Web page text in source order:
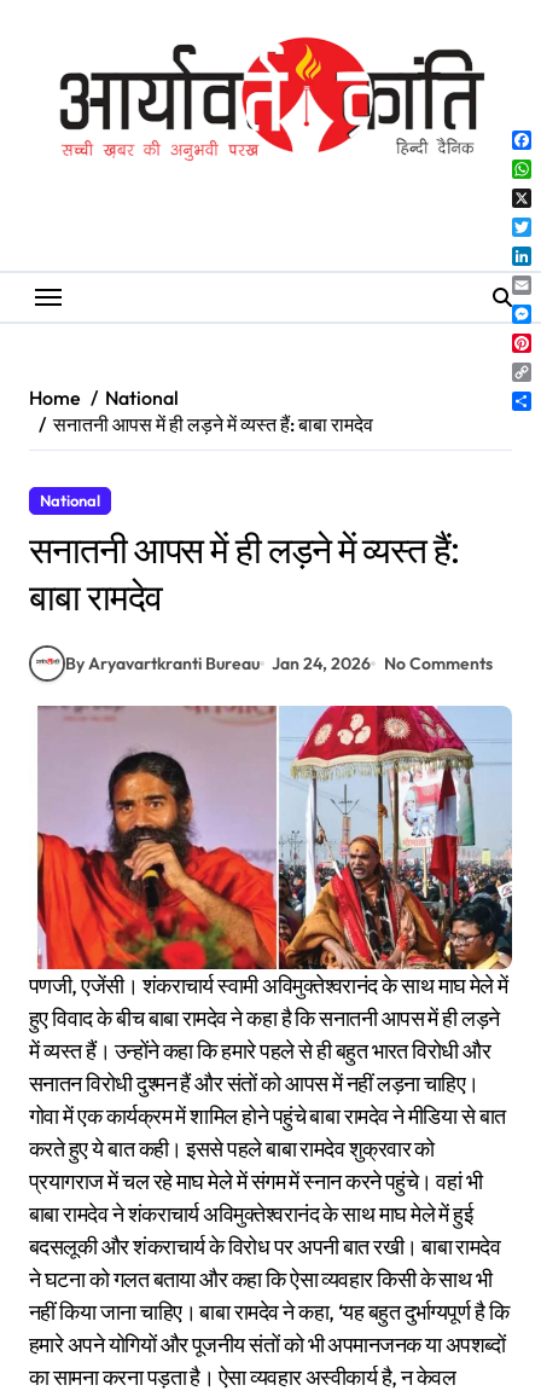
Home
National
सनातनी आपस में ही लड़ने में व्यस्त हैं: बाबा रामदेव
National
सनातनी आपस में ही लड़ने में व्यस्त हैं:
बाबा रामदेव
By Aryavartkranti Bureau Jan 24, 2026 No Comments
पणजी, एजेंसी। शंकराचार्य स्वामी अविमुक्तेश्वरानंद के साथ माघ मेले में
हुए विवाद के बीच बाबा रामदेव ने कहा है कि सनातनी आपस में ही लड़ने
में व्यस्त हैं। उन्होंने कहा कि हमारे पहले से ही बहुत भारत विरोधी और
सनातन विरोधी दुश्मन हैं और संतों को आपस में नहीं लड़ना चाहिए।
गोवा में एक कार्यक्रम में शामिल होने पहुंचे बाबा रामदेव ने मीडिया से बात
करते हुए ये बात कही। इससे पहले बाबा रामदेव शुक्रवार को
प्रयागराज में चल रहे माघ मेले में संगम में स्नान करने पहुंचे। वहां भी
बाबा रामदेव ने शंकराचार्य अविमुक्तेश्वरानंद के साथ माघ मेले में हुई
बदसलूकी और शंकराचार्य के विरोध पर अपनी बात रखी। बाबा रामदेव
ने घटना को गलत बताया और कहा कि ऐसा व्यवहार किसी के साथ भी
नहीं किया जाना चाहिए। बाबा रामदेव ने कहा, ‘यह बहुत दुर्भाग्यपूर्ण है कि
हमारे अपने योगियों और पूजनीय संतों को भी अपमानजनक या अपशब्दों
का सामना करना पड़ता है। ऐसा व्यवहार अस्वीकार्य है, न केवल
X